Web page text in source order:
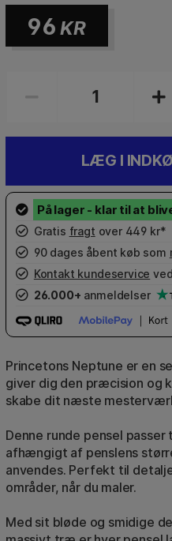
96 KR
LÆG I
Gratis fragt over 449 kr*
90 dages åbent køb som
Kontakt kundeservice
26.000+ anmeldelser
Princetons Neptune er en
giver dig den præcision og
skabe dit næste
Denne runde pensel
afhængigt af penslens
anvendes. Perfekt til
områder, når du maler.
Med sit bløde og smidige